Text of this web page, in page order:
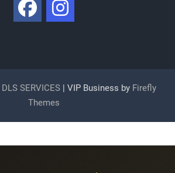
DLS SERVICES| VIP Business by Firefly
Themes